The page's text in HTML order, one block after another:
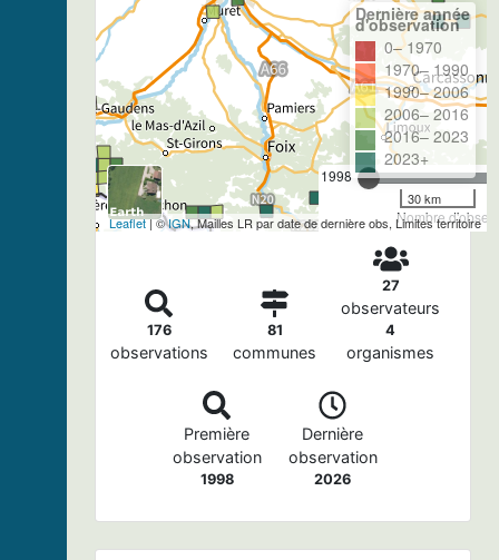
1998
Nombre
Dernière année
d'observation
0– 1970
1970– 1990
1990– 2006
2006– 2016
2016– 2023
2023+
30 km
Leaflet| ©IGN, Mailles LR par date de dernière obs, Limites territoire
176
observations
81
communes
27
observateurs
4
organismes
Première
observation
1998
Dernière
observation
2026